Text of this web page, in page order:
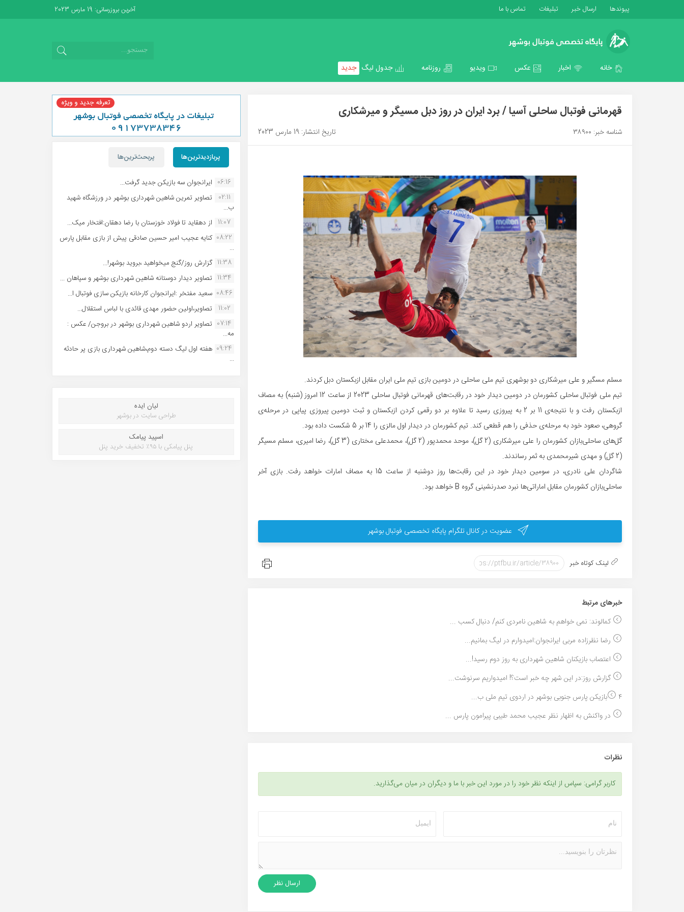
پیوندها ارسال خبر تبلیغات تماس با ما آخرین بروزرسانی: 19 مارس 2023
خانه اخبار عکس ویدیو روزنامه جدول لیگ جدید
قهرمانی فوتبال ساحلی آسیا / برد ایران در روز دبل مسیگر و میرشکاری
شناسه خبر: 38900 تاریخ انتشار: 19 مارس 2023
مسلم مسگیر و علی میرشکاری دو بوشهری تیم ملی ساحلی در دومین بازی تیم ملی ایران مقابل ازبکستان دبل کردند.
تیم ملی فوتبال ساحلی کشورمان در دومین دیدار خود در رقابت‌های قهرمانی فوتبال ساحلی 2023 از ساعت 12 امروز (شنبه) به مصاف
ازبکستان رفت و با نتیجه‌ی 11 بر 2 به پیروزی رسید تا علاوه بر دو رقمی کردن ازبکستان و ثبت دومین پیروزی پیاپی در مرحله‌ی
گروهی، صعود خود به مرحله‌ی حذفی را هم قطعی کند. تیم کشورمان در دیدار اول مالزی را 14 بر 5 شکست داده بود.
گل‌های ساحلی‌بازان کشورمان را علی میرشکاری (2 گل)، موحد محمدپور (2 گل)، محمدعلی مختاری (3 گل)، رضا امیری، مسلم مسیگر
(2 گل) و مهدی شیرمحمدی به ثمر رساندند.
شاگردان علی نادری، در سومین دیدار خود در این رقابت‌ها روز دوشنبه از ساعت 15 به مصاف امارات خواهد رفت. بازی آخر
ساحلی‌بازان کشورمان مقابل اماراتی‌ها نبرد صدرنشینی گروه B خواهد بود.
عضویت در کانال تلگرام پایگاه تخصصی فوتبال بوشهر
لینک کوتاه خبر
خبر‌های مرتبط
کمالوند: نمی خواهم به شاهین نامردی کنم/ دنبال کسب ...
رضا نظرزاده مربی ایرانجوان:امیدوارم در لیگ بمانیم...
اعتصاب بازیکنان شاهین شهرداری به روز دوم رسید!...
گزارش روز:در این شهر چه خبر است؟! امیدواریم سرنوشت...
۴بازیکن پارس جنوبی بوشهر در اردوی تیم ملی ب...
در واکنش به اظهار نظر عجیب محمد طیبی پیرامون پارس ...
نظرات
کاربر گرامی: سپاس از اینکه نظر خود را در مورد این خبر با ما و دیگران در میان می‌گذارید.
پربازدیدترین‌ها پربحث‌ترین‌ها
06:16 ایرانجوان سه بازیکن جدید گرفت...
02:11
تصاویر تمرین شاهین شهردارى بوشهر در ورزشگاه شهید
ب...
11:07 از دهقاید تا فولاد خوزستان با رضا دهقان:افتخار میک...
08:22 کنایه عجیب امیر حسین صادقی پیش از بازی مقابل پارس
...
11:38 گزارش روز/گنج میخواهید ،بروید بوشهر!...
11:34 تصاویر دیدار دوستانه شاهین شهردارى بوشهر و سپاهان ...
08:46 سعید مفتخر :ایرانجوان کارخانه بازیکن سازی فوتبال ا...
11:02
تصاویر،اولین حضور مهدی قائدی با لباس استقلال...
07:14 تصاویر اردو شاهین شهرداری بوشهر در بروجن/ عکس :
مه...
09:24 هفته اول لیگ دسته دوم،شاهین شهرداری بازی پر حادثه
...
لیان ایده
طراحی سایت در بوشهر
اسپید پیامک
پنل پیامکی با ۹۵٪ تخفیف خرید پنل